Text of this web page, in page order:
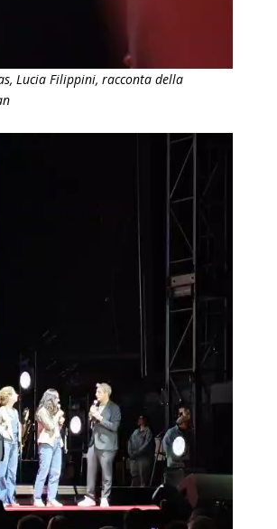
Lucia Filippini, racconta della